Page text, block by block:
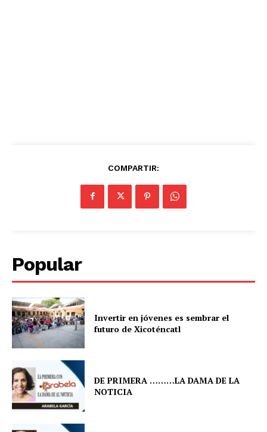
COMPARTIR:
Popular
Invertir en jóvenes es sembrar el
futuro de Xicoténcatl
DE PRIMERA ………LA DAMA DE LA
NOTICIA